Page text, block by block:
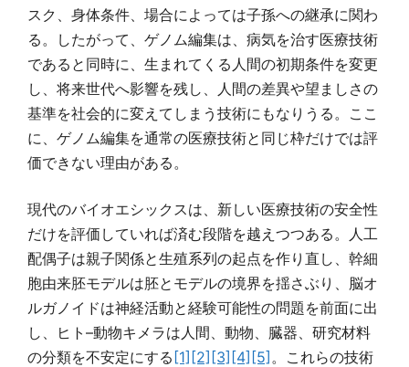
スク、身体条件、場合によっては子孫への継承に関わ
る。したがって、ゲノム編集は、病気を治す医療技術
であると同時に、生まれてくる人間の初期条件を変更
し、将来世代へ影響を残し、人間の差異や望ましさの
基準を社会的に変えてしまう技術にもなりうる。ここ
に、ゲノム編集を通常の医療技術と同じ枠だけでは評
価できない理由がある。
現代のバイオエシックスは、新しい医療技術の安全性
だけを評価していれば済む段階を越えつつある。人工
配偶子は親子関係と生殖系列の起点を作り直し、幹細
胞由来胚モデルは胚とモデルの境界を揺さぶり、脳オ
ルガノイドは神経活動と経験可能性の問題を前面に出
し、ヒト–動物キメラは人間、動物、臓器、研究材料
の分類を不安定にする [1] [2] [3] [4] [5] 。これらの技術